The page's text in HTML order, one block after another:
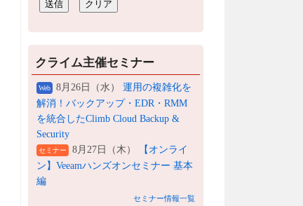
クライム主催セミナー
Web 8月26日（水） 運用の複雑化を
解消！バックアップ・EDR・RMM
を統合したClimb Cloud Backup &
Security
セミナー 8月27日（木）
【オンライ
ン】Veeamハンズオンセミナー 基本
編
セミナー情報一覧